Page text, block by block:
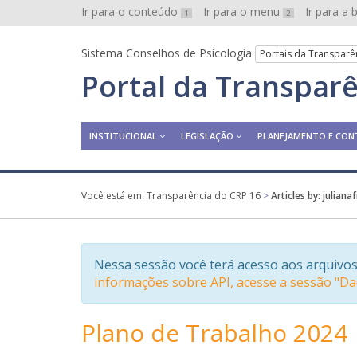
Ir para o conteúdo 1 Ir para o menu 2 Ir para a
Sistema Conselhos de Psicologia Portais da
Portal da
INSTITUCIONAL LEGISLAÇÃO PLANEJAMENTO E
Você está em: Transparência do CRP 16 >Articles by:
Nessa sessão você terá acesso aos
informações sobre API, acesse a sessão
1
0uPlano de Trabalho 2024